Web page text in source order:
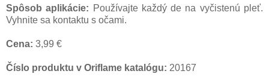
Spôsob aplikácie: Používajte každý de na vyčistenú pleť.
Vyhnite sa kontaktu s očami.
Cena: 3,99 €
Číslo produktu v Oriflame katalógu: 20167